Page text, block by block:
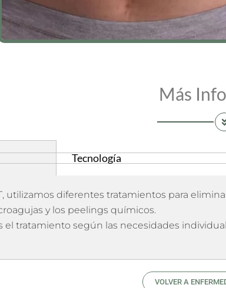
Más
Tecnología
utilizamos diferentes tratamientos para
y los peelings químicos.
el tratamiento según las necesidades
VOLVER A